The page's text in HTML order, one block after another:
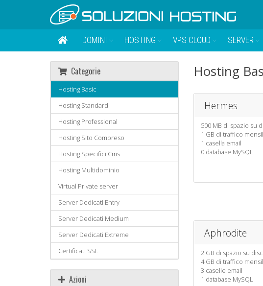
DOMINI HOSTING VPS CLOUD SERVER
Hosting
Categorie
Hosting Basic
Hosting Standard
Hosting Professional
Hosting Sito Compreso
Hosting Specifici Cms
Hosting Multidominio
Virtual Private server
Server Dedicati Entry
Server Dedicati Medium
Server Dedicati Extreme
Certificati SSL
Azioni
Hermes
500 MB di spazio su
1 GB di traffico
1 casella email
0 database MySQL
Aphrodite
2 GB di spazio su
4 GB di traffico
3 caselle email
1 database MySQL